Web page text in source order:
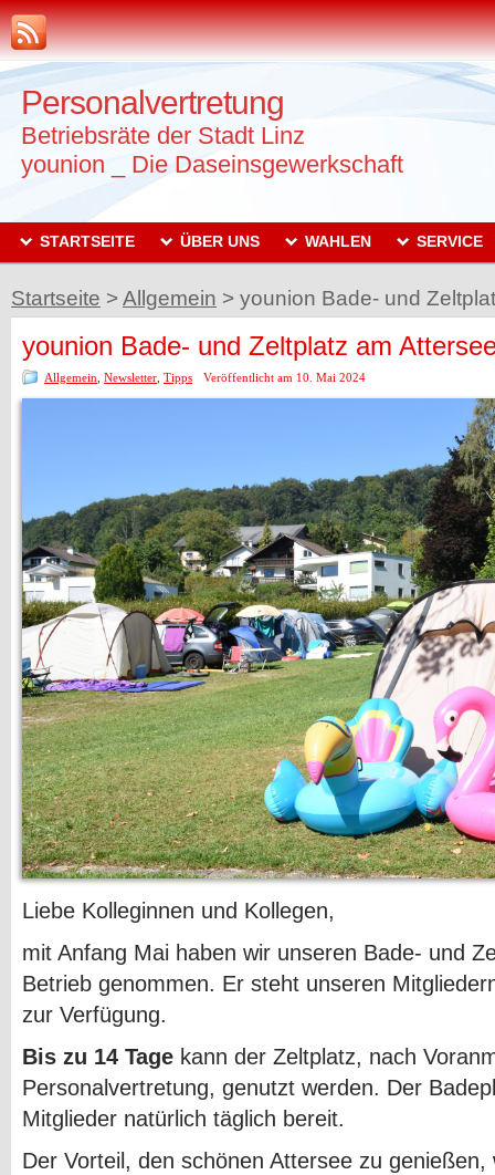
Personalvertretung
Betriebsräte der Stadt Linz
younion _ Die Daseinsgewerkschaft
STARTSEITE ÜBER UNS WAHLEN SERVICE
Startseite > Allgemein > younion Bade- und
younion Bade- und Zeltplatz am
Allgemein Newsletter Tipps Veröffentlicht am 10. Mai 2024
Liebe Kolleginnen und Kollegen,
mit Anfang Mai haben wir unseren Bade- und
Betrieb genommen. Er steht unseren
zur Verfügung.
Bis zu 14 Tage kann der Zeltplatz, nach
Personalvertretung, genutzt werden. Der
Mitglieder natürlich täglich bereit.
Der Vorteil, den schönen Attersee zu genießen,